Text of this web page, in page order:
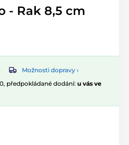
- Rak 8,5 cm
Možnosti dopravy ›
předpokládané dodání: u vás ve